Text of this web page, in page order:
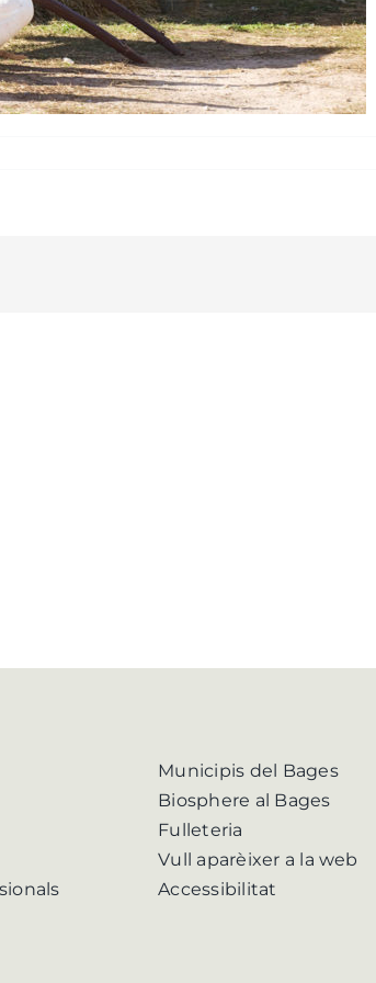
Municipis del Bages
Biosphere al Bages
Fulleteria
Vull aparèixer a la web
Accessibilitat